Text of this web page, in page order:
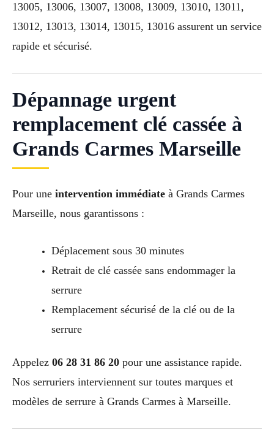
13005, 13006, 13007, 13008, 13009, 13010, 13011,
13012, 13013, 13014, 13015, 13016 assurent un service
rapide et sécurisé.
Dépannage urgent
remplacement clé cassée à
Grands Carmes Marseille
Pour une intervention immédiate à Grands Carmes
Marseille, nous garantissons :
Déplacement sous 30 minutes
Retrait de clé cassée sans endommager la
serrure
Remplacement sécurisé de la clé ou de la
serrure
Appelez 06 28 31 86 20 pour une assistance rapide.
Nos serruriers interviennent sur toutes marques et
modèles de serrure à Grands Carmes à Marseille.